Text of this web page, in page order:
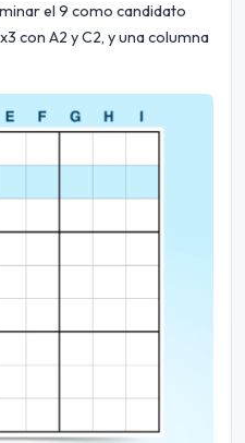
el 9 como candidato
con A2 y C2, y una columna